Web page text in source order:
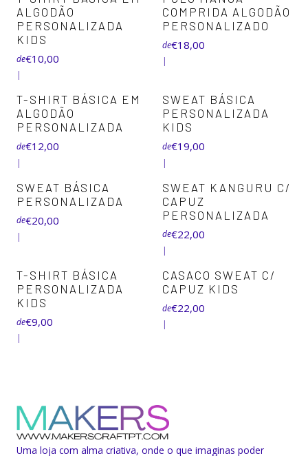
ALGODÃO
PERSONALIZADA
KIDS
de€10,00
|
COMPRIDA ALGODÃO
PERSONALIZADO
de€18,00
|
T-SHIRT BÁSICA EM
ALGODÃO
PERSONALIZADA
de€12,00
|
SWEAT BÁSICA
PERSONALIZADA
KIDS
de€19,00
|
SWEAT BÁSICA
PERSONALIZADA
de€20,00
|
SWEAT KANGURU C/
CAPUZ
PERSONALIZADA
de€22,00
|
T-SHIRT BÁSICA
PERSONALIZADA
KIDS
de€9,00
|
CASACO SWEAT C/
CAPUZ KIDS
de€22,00
|
Uma loja com alma criativa, onde o que imaginas poder